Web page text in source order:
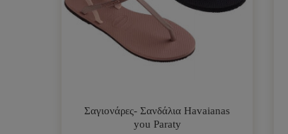
Σαγιονάρες- Σανδάλια Havaianas
you Paraty